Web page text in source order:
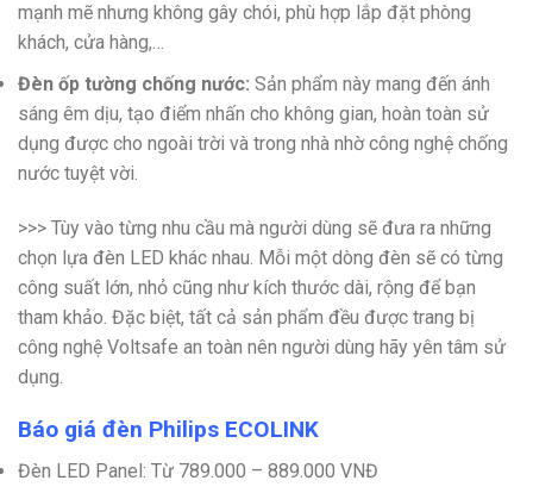
mạnh mẽ nhưng không gây chói, phù hợp lắp đặt phòng
khách, cửa hàng,…
Đèn ốp tường chống nước: Sản phẩm này mang đến ánh
sáng êm dịu, tạo điểm nhấn cho không gian, hoàn toàn sử
dụng được cho ngoài trời và trong nhà nhờ công nghệ chống
nước tuyệt vời.
>>> Tùy vào từng nhu cầu mà người dùng sẽ đưa ra những
chọn lựa đèn LED khác nhau. Mỗi một dòng đèn sẽ có từng
công suất lớn, nhỏ cũng như kích thước dài, rộng để bạn
tham khảo. Đặc biệt, tất cả sản phẩm đều được trang bị
công nghệ Voltsafe an toàn nên người dùng hãy yên tâm sử
dụng.
Báo giá đèn Philips ECOLINK
Đèn LED Panel: Từ 789.000 – 889.000 VNĐ